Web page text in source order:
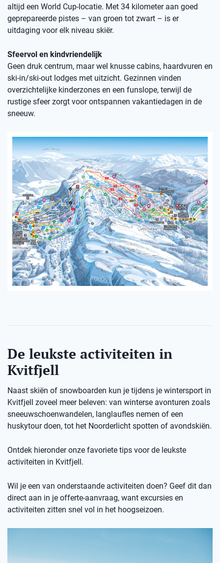
altijd een World Cup-locatie. Met 34 kilometer aan goed
geprepareerde pistes – van groen tot zwart – is er
uitdaging voor elk niveau skiër.
Sfeervol en kindvriendelijk
Geen druk centrum, maar wel knusse cabins, haardvuren en
ski-in/ski-out lodges met uitzicht. Gezinnen vinden
overzichtelijke kinderzones en een funslope, terwijl de
rustige sfeer zorgt voor ontspannen vakantiedagen in de
sneeuw.
De leukste activiteiten in
Kvitfjell
Naast skiën of snowboarden kun je tijdens je wintersport in
Kvitfjell zoveel meer beleven: van winterse avonturen zoals
sneeuwschoenwandelen, langlaufles nemen of een
huskytour doen, tot het Noorderlicht spotten of avondskiën.
Ontdek hieronder onze favoriete tips voor de leukste
activiteiten in Kvitfjell.
Wil je een van onderstaande activiteiten doen? Geef dit dan
direct aan in je offerte-aanvraag, want excursies en
activiteiten zitten snel vol in het hoogseizoen.